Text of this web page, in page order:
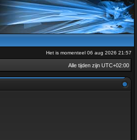
Het is momenteel 06 aug 2026 21:57
Alle tijden zijn UTC+02:00